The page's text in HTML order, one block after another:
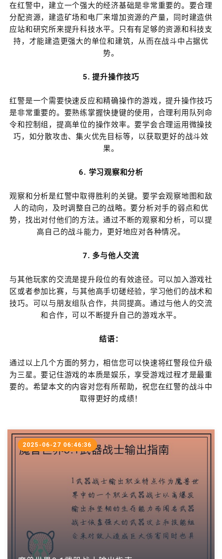
在红警中，建立一个强大的经济基础是非常重要的。要合理
分配资源，建造矿场和电厂来增加资源的产量，同时建造供
应站和研究所来提升科技水平。只有有足够的资源和科技支
持，才能建造更强大的单位和建筑，从而在战斗中占据优
势。
5. 提升操作技巧
红警是一个需要快速反应和精确操作的游戏，提升操作技巧
是非常重要的。要熟练掌握快捷键的使用，合理利用队列命
令和控制组，提高单位的操作效率。要学会合理运用微操技
巧，如分散攻击、集火优先目标等，以获取更好的战斗效
果。
6. 学习观察和分析
观察和分析是红警中取得胜利的关键。要学会观察地图和敌
人的动向，及时调整自己的战略。要分析对手的弱点和优
势，找出对付他们的方法。通过不断的观察和分析，可以提
高自己的战斗能力，更好地应对各种情况。
7. 多与他人交流
与其他玩家的交流是提升段位的有效途径。可以加入游戏社
区或者参加比赛，与其他高手切磋经验，学习他们的战术和
技巧。可以与朋友组队合作，共同提高。通过与他人的交流
和合作，可以不断提升自己的游戏水平。
结语：
通过以上几个方面的努力，相信您可以快速将红警段位升级
为三星。要记住游戏的本质是娱乐，享受游戏过程才是最重
要的。希望本文的内容对您有所帮助，祝您在红警的战斗中
取得更好的成绩！
2025-06-27 06:46:36